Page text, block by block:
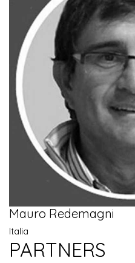
Mauro Redemagni
Italia
PARTNERS